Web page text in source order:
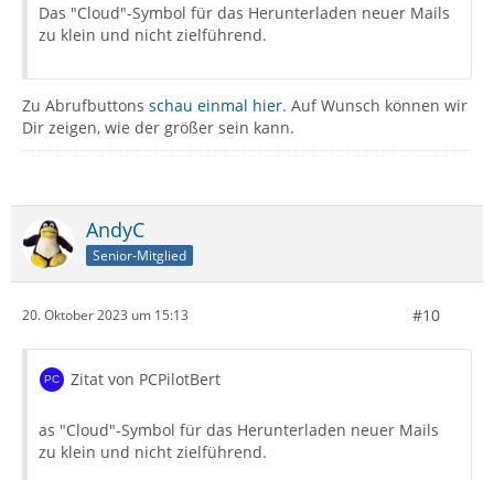
Das "Cloud"-Symbol für das Herunterladen neuer Mails
zu klein und nicht zielführend.
Zu Abrufbuttons schau einmal hier. Auf Wunsch können wir
Dir zeigen, wie der größer sein kann.
AndyC
Senior-Mitglied
20. Oktober 2023 um 15:13 #10
Zitat von PCPilotBert
as "Cloud"-Symbol für das Herunterladen neuer Mails
zu klein und nicht zielführend.